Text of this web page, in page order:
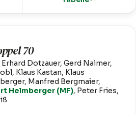
70
Dotzauer, Gerd Naimer,
Klaus Kastan, Klaus
Manfred Bergmaier,
Helmberger (MF), Peter Fries,